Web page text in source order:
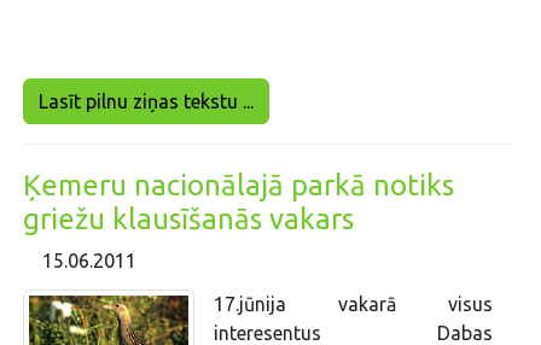
Lasīt pilnu ziņas tekstu ...
Ķemeru nacionālajā parkā notiks
griežu klausīšanās vakars
15.06.2011
17.jūnija vakarā visus
interesentus Dabas